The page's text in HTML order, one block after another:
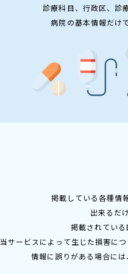
診療科目、行政区、診
病院の基本情報だけ
掲載している各種情
出来るだ
掲載されてい
当サービスによって生じた損害に
情報に誤りがある場合に